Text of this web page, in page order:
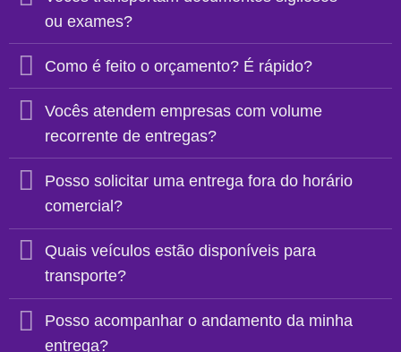
ou exames?
Como é feito o orçamento? É rápido?
Vocês atendem empresas com volume
recorrente de entregas?
Posso solicitar uma entrega fora do horário
comercial?
Quais veículos estão disponíveis para
transporte?
Posso acompanhar o andamento da minha
entrega?